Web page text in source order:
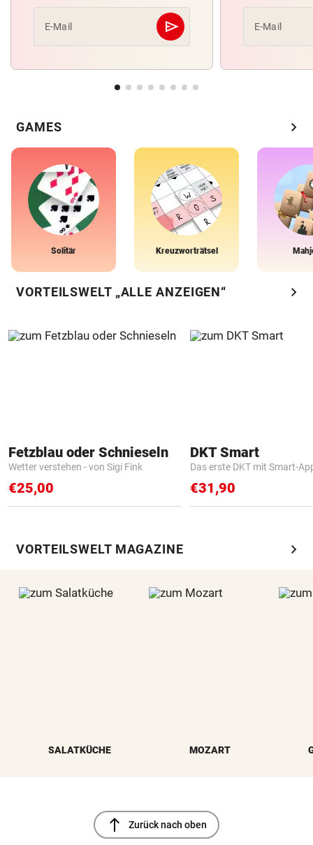
E-Mail send
Abschicken E-Mail
GAMES chevron_right
Solitär Kreuzworträtsel
VORTEILSWELT „ALLE ANZEIGEN“ chevron_right
Fetzblau oder Schnieseln
Wetter verstehen - von Sigi Fink
€25,00
DKT Smart
Das erste DKT mit Smart-
€31,90
VORTEILSWELT MAGAZINE chevron_right
SALATKÜCHE MOZART
north Zurück nach oben